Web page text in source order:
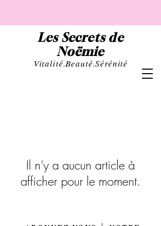
Les Secrets de
Noëmie
Vitalité.Beauté.Sérénité
Il n'y a aucun article à
afficher pour le moment.